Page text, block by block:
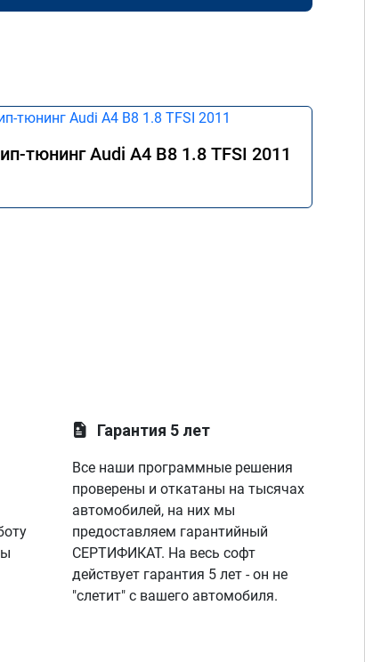
тюнинг Audi A4 B8 1.8 TFSI 2011
Гарантия 5 лет
Все наши программные решения
проверены и откатаны на тысячах
автомобилей, на них мы
предоставляем гарантийный
СЕРТИФИКАТ. На весь софт
действует гарантия 5 лет - он не
"слетит" с вашего автомобиля.